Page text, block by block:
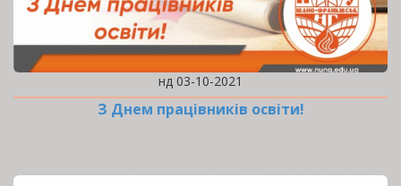
нд 03-10-2021
З Днем працівників освіти!